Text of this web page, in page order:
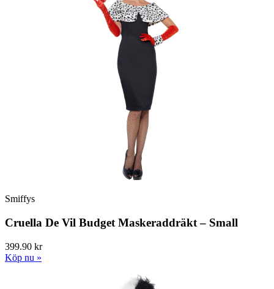
Smiffys
Cruella De Vil Budget Maskeraddräkt – Small
399.90 kr
Köp nu »